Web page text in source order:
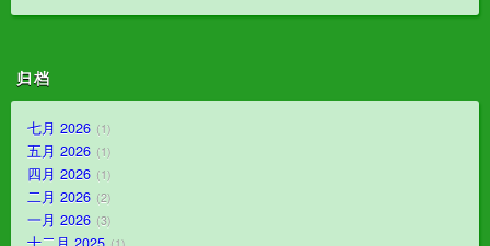
归档
七月 2026 1
五月 2026 1
四月 2026 1
二月 2026 2
一月 2026 3